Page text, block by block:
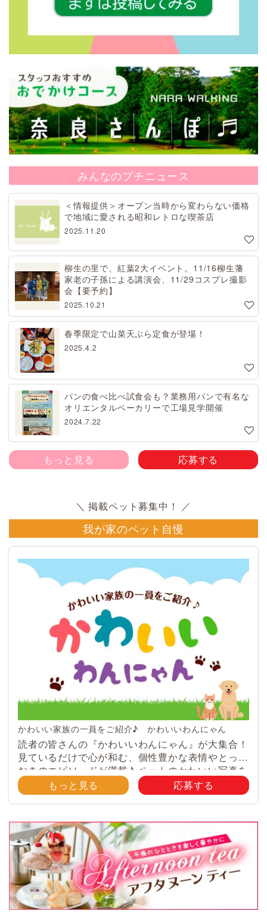
みんなのプチニュース
＜情報提供＞オープン当時から変わらない価格
で地域に愛される昭和レトロな喫茶店
2025.11.20
柳生の里で、紅葉2大イベント。11/16柳生藩
家老の子孫による講演会、11/29コスプレ撮影
会【要予約】
2025.10.21
春季限定で山菜天ぷら定食が登場！
2025.4.2
パンの食べ比べ試食会も？業務用パンで有名な
オリエンタルベーカリーで工場見学開催
2024.7.22
もっと見る 応募する
我が家のペット自慢
かわいい家族の一員をご紹介♪ かわいいわんにゃん
読者の皆さんの『かわいいわんにゃん』が大集合！
見ているだけで心が和む、個性豊かな表情やとって
おきのエピソードが満載♪ ペットのかわいい写真を
大募集！ みなさんのご自慢のペット写真や動画を
大募集！ 携帯電話・スマホ等で撮影 […]
もっと見る 応募する